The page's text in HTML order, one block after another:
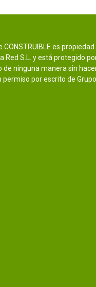
es propiedad
Red S.L. y está protegido
de ninguna manera sin
por escrito de Grupo